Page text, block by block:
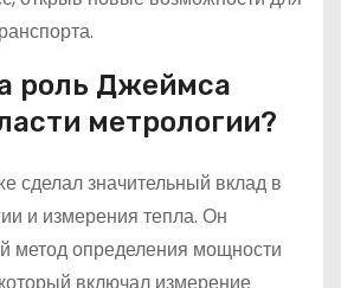
роль Джеймса
метрологии?
сделал значительный вклад в
и измерения тепла. Он
метод определения мощности